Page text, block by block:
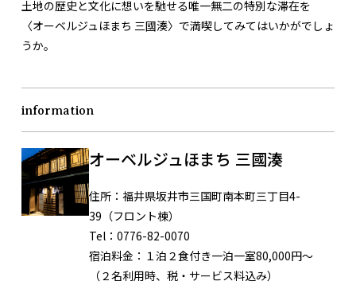
土地の歴史と文化に想いを馳せる唯一無二の特別な滞在を
〈オーベルジュほまち 三國湊〉で満喫してみてはいかがでしょ
うか。
information
オーベルジュほまち 三國湊
住所： 福井県坂井市三国町南本町三丁目4-
39（フロント棟）
Tel： 0776-82-0070
宿泊料金： １泊２食付き一泊一室80,000円〜
（２名利用時、税・サービス料込み）